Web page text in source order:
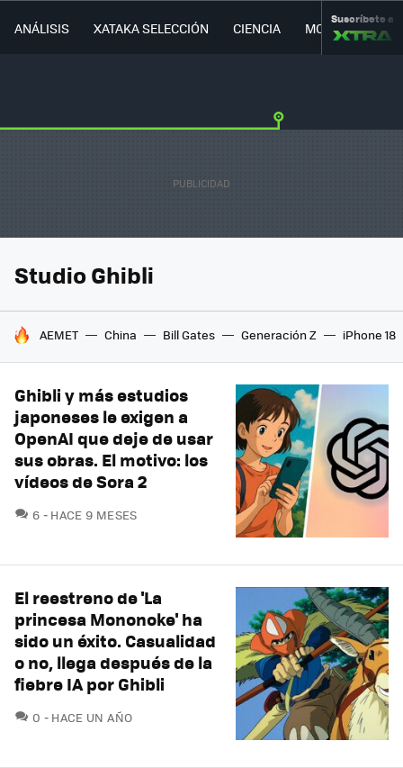
ANÁLISIS XATAKA SELECCIÓN CIENCIA MOVILIDAD
Suscríbete a
Studio Ghibli
HOY SE HABLA DE
AEMET China Bill Gates Generación Z iPhone 18
Ghibli y más estudios
japoneses le exigen a
OpenAI que deje de usar
sus obras. El motivo: los
vídeos de Sora 2
6 COMENTARIOS
HACE 9 MESES
El reestreno de 'La
princesa Mononoke' ha
sido un éxito. Casualidad
o no, llega después de la
fiebre IA por Ghibli
0 COMENTARIOS
HACE UN AÑO